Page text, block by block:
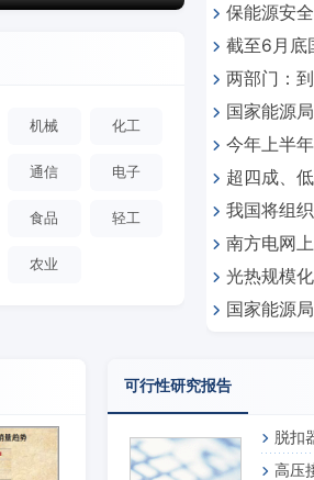
机械 化工
通信 电子
食品 轻工
农业
源“重器”的
保能源安
供给格局正
截至6月底
千瓦/1945
两部门：
国家能源
今年上半
超四成、
续优化
我国将组
南方电网
长近15%
光热规模
定零碳能源
国家能源
可行性研究报告
脱扣
高压